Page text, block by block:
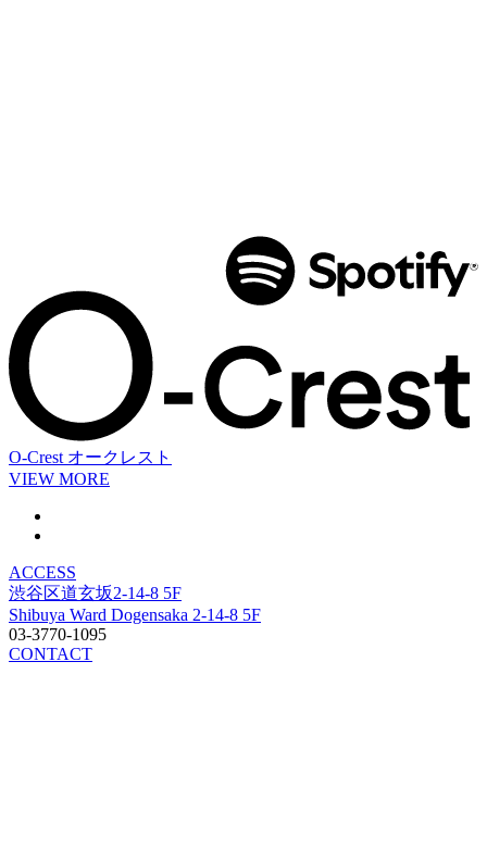
O-Crest オークレスト
VIEW MORE
ACCESS
渋谷区道玄坂2-14-8 5F
Shibuya Ward Dogensaka 2-14-8 5F
03-3770-1095
CONTACT